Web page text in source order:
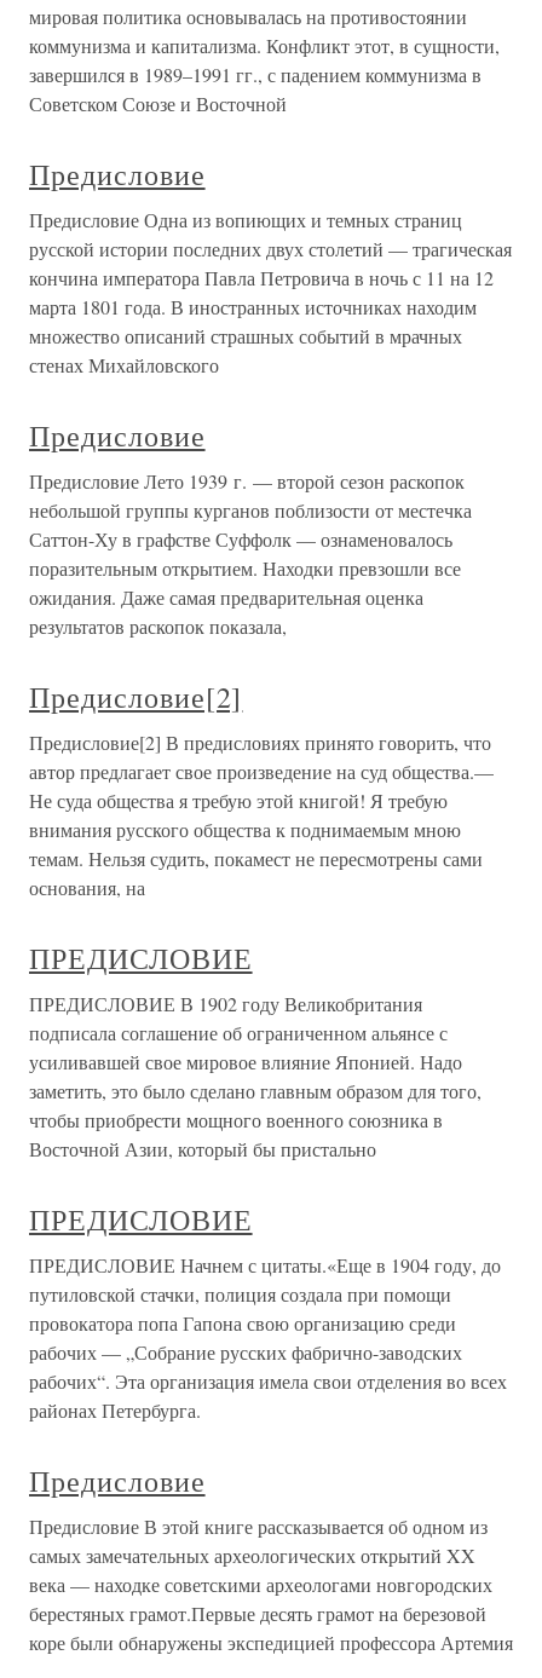
мировая политика основывалась на противостоянии
коммунизма и капитализма. Конфликт этот, в сущности,
завершился в 1989–1991 гг., с падением коммунизма в
Советском Союзе и Восточной
Предисловие
Предисловие Одна из вопиющих и темных страниц
русской истории последних двух столетий — трагическая
кончина императора Павла Петровича в ночь с 11 на 12
марта 1801 года. В иностранных источниках находим
множество описаний страшных событий в мрачных
стенах Михайловского
Предисловие
Предисловие Лето 1939 г. — второй сезон раскопок
небольшой группы курганов поблизости от местечка
Саттон-Ху в графстве Суффолк — ознаменовалось
поразительным открытием. Находки превзошли все
ожидания. Даже самая предварительная оценка
результатов раскопок показала,
Предисловие[2]
Предисловие[2] В предисловиях принято говорить, что
автор предлагает свое произведение на суд общества.—
Не суда общества я требую этой книгой! Я требую
внимания русского общества к поднимаемым мною
темам. Нельзя судить, покамест не пересмотрены сами
основания, на
ПРЕДИСЛОВИЕ
ПРЕДИСЛОВИЕ В 1902 году Великобритания
подписала соглашение об ограниченном альянсе с
усиливавшей свое мировое влияние Японией. Надо
заметить, это было сделано главным образом для того,
чтобы приобрести мощного военного союзника в
Восточной Азии, который бы пристально
ПРЕДИСЛОВИЕ
ПРЕДИСЛОВИЕ Начнем с цитаты.«Еще в 1904 году, до
путиловской стачки, полиция создала при помощи
провокатора попа Гапона свою организацию среди
рабочих — „Собрание русских фабрично-заводских
рабочих“. Эта организация имела свои отделения во всех
районах Петербурга.
Предисловие
Предисловие В этой книге рассказывается об одном из
самых замечательных археологических открытий XX
века — находке советскими археологами новгородских
берестяных грамот.Первые десять грамот на березовой
коре были обнаружены экспедицией профессора Артемия